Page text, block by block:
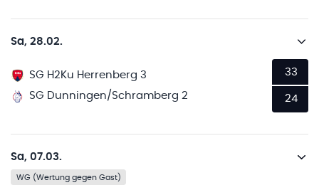
Sa, 28.02.
SG H2Ku Herrenberg 3
SG Dunningen/Schramberg 2
33
24
Sa, 07.03.
WG (Wertung gegen Gast)